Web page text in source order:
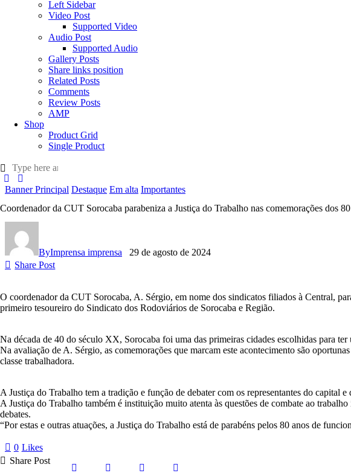
Left Sidebar
Video Post
Supported Video
Audio Post
Supported Audio
Gallery Posts
Share links position
Related Posts
Comments
Review Posts
AMP
Shop
Product Grid
Single Product
Banner Principal Destaque Em alta Importantes
Coordenador da CUT Sorocaba parabeniza a Justiça do Trabalho nas comemorações dos
ByImprensa imprensa
29 de agosto de 2024
Share Post
O coordenador da CUT Sorocaba, A. Sérgio, em nome dos sindicatos filiados à Central,
primeiro tesoureiro do Sindicato dos Rodoviários de Sorocaba e Região.
Na década de 40 do século XX, Sorocaba foi uma das primeiras cidades escolhidas para
Na avaliação de A. Sérgio, as comemorações que marcam este acontecimento são
classe trabalhadora.
A Justiça do Trabalho tem a tradição e função de debater com os representantes do capital
A Justiça do Trabalho também é instituição muito atenta às questões de combate ao
debates.
“Por estas e outras atuações, a Justiça do Trabalho está de parabéns pelos 80 anos de
0 Likes
Share Post